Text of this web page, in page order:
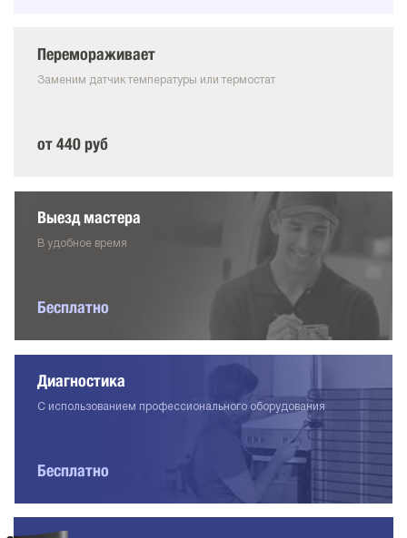
Перемораживает
Заменим датчик температуры или термостат
от 440 руб
Выезд мастера
В удобное время
Бесплатно
Диагностика
С использованием профессионального оборудования
Бесплатно